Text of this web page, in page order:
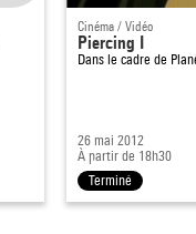
Cinéma / Vidéo
Piercing I
Dans le cadre de
26 mai 2012
À partir de 18h30
Terminé